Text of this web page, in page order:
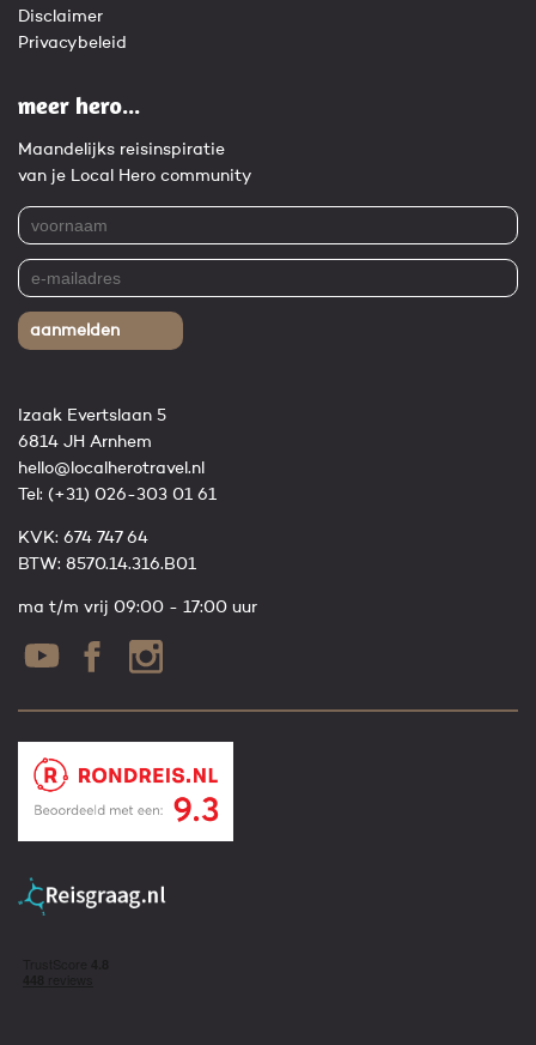
Disclaimer
Privacybeleid
meer hero...
Maandelijks reisinspiratie
van je Local Hero community
aanmelden
Izaak Evertslaan 5
6814 JH Arnhem
hello@localherotravel.nl
Tel: (+31) 026-303 01 61
KVK: 674 747 64
BTW: 8570.14.316.B01
ma t/m vrij 09:00 - 17:00 uur